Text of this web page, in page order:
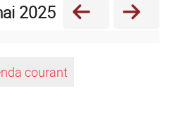
2025
courant